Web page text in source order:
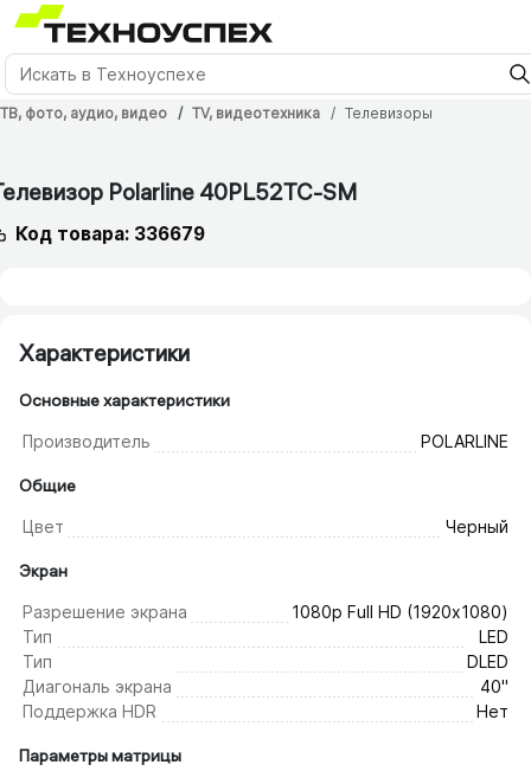
ТВ, фото, аудио, видео TV, видеотехника Телевизоры
Polarline 40PL52TC-SM
Код товара: 336679
Характеристики
Основные характеристики
Производитель POLARLINE
Общие
Цвет Черный
Экран
Разрешение экрана
1080р Full HD (1920х1080)
Тип
LED
Тип
DLED
Диагональ экрана
40"
Поддержка HDR
Нет
Параметры матрицы